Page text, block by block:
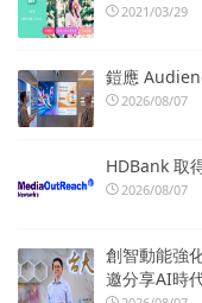
2021/03/29
鎧應
2026/08/07
HDBank 取
2026/08/07
創智動能強
邀分享AI時